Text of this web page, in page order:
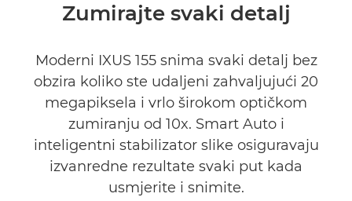
Zumirajte svaki detalj
Moderni IXUS 155 snima svaki detalj bez
obzira koliko ste udaljeni zahvaljujući 20
megapiksela i vrlo širokom optičkom
zumiranju od 10x. Smart Auto i
inteligentni stabilizator slike osiguravaju
izvanredne rezultate svaki put kada
usmjerite i snimite.